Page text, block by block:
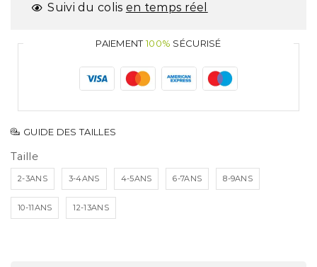
Suivi du colis en temps réel
PAIEMENT100% SÉCURISÉ
GUIDE DES TAILLES
Taille
2-3ANS 3-4ANS 4-5ANS 6-7ANS 8-9ANS
10-11ANS 12-13ANS